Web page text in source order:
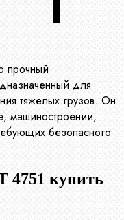
прочный
для
тяжелых грузов. Он
машиностроении,
безопасного
4751 купить